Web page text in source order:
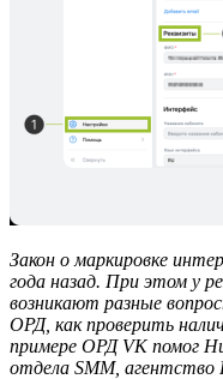
Закон о маркировке
года назад. При этом у
возникают разные
ОРД, как проверить
примере ОРД VK помог
отдела SMM, агентство